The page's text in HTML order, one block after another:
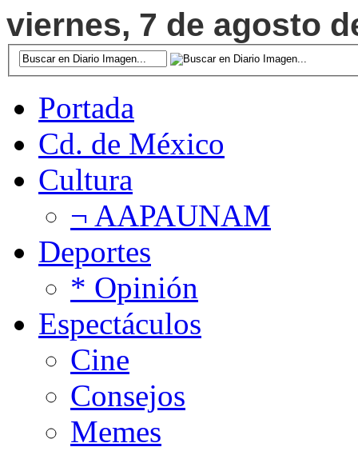
viernes, 7 de agosto
Portada
Cd. de México
Cultura
¬ AAPAUNAM
Deportes
* Opinión
Espectáculos
Cine
Consejos
Memes